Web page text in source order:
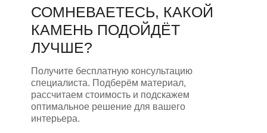
СОМНЕВАЕТЕСЬ, КАКОЙ
КАМЕНЬ ПОДОЙДЁТ
ЛУЧШЕ?
Получите бесплатную консультацию
специалиста. Подберём материал,
рассчитаем стоимость и подскажем
оптимальное решение для вашего
интерьера.